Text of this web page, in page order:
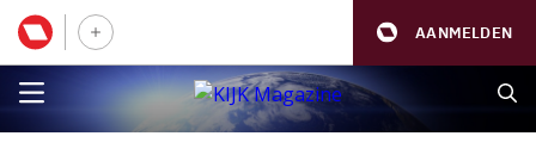
AANMELDEN